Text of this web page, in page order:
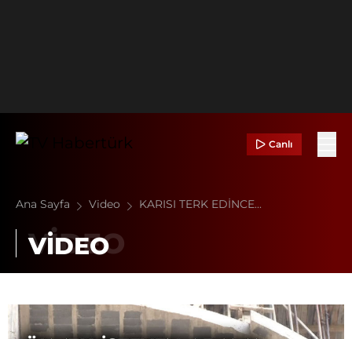
Canlı
Ana Sayfa Video KARISI TERK EDİNCE...
VİDEO